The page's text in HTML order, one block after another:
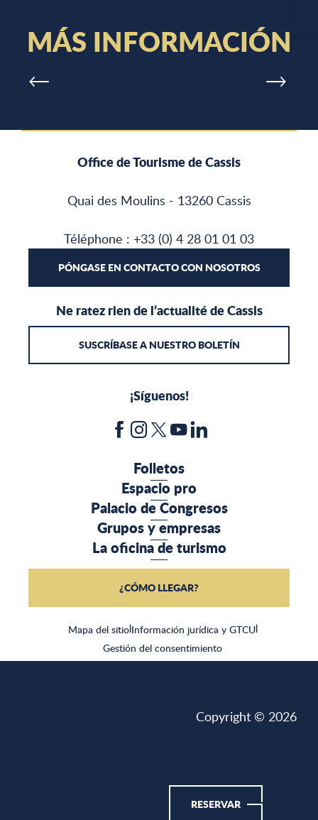
RESERVAR
MÁS INFORMACIÓN
Office de Tourisme de Cassis
Quai des Moulins - 13260 Cassis
Téléphone : +33 (0) 4 28 01 01 03
PÓNGASE EN CONTACTO CON NOSOTROS
Ne ratez rien de l’actualité de Cassis
SUSCRÍBASE A NUESTRO BOLETÍN
¡Síguenos!
Mapa del sitio|Información jurídica y GTCU|
Gestión del consentimiento
Folletos
Espacio pro
Palacio de Congresos
Grupos y empresas
La oficina de turismo
¿CÓMO LLEGAR?
Copyright © 2026